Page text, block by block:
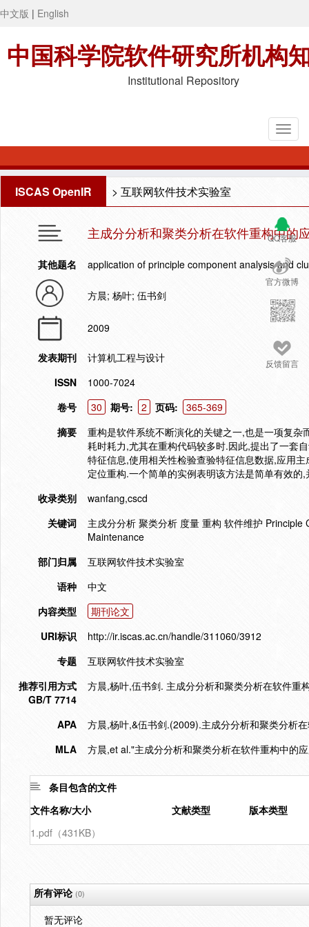
中文版 | English
中国科学院软件研究所机构
Institutional Repository
ISCAS OpenIR > 互联网软件技术实验室
QQ客服
官方微博
反馈留言
主成分分析和聚类分析在软件重构中的
其他题名 application of principle component analysis and
方晨; 杨叶; 伍书剑
2009
发表期刊
计算机工程与设计
ISSN
1000-7024
卷号
30 期号: 2 页码:
365-369
摘要
重构是软件系统不断演化的关键之一,也是一项复
耗时耗力,尤其在重构代码较多时.因此,提出了一套
特征信息,使用相关性检验查验特征信息数据,应用
定位重构.一个简单的实例表明该方法是简单有效的
收录类别
wanfang,cscd
关键词
主戍分分析 聚类分析 度量 重构 软件维护
Maintenance
部门归属
互联网软件技术实验室
语种
中文
内容类型
期刊论文
URI标识
http://ir.iscas.ac.cn/handle/311060/3912
专题
互联网软件技术实验室
推荐引用方式
GB/T 7714
方晨,杨叶,伍书剑. 主成分分析和聚类分析在软件
APA
方晨,杨叶,&伍书剑.(2009).主成分分析和聚类分析
MLA
方晨,et al."主成分分析和聚类分析在软件重构中的
条目包含的文件
文件名称/大小
文献类型
版本类型
1.pdf（431KB）
所有评论(0)
暂无评论